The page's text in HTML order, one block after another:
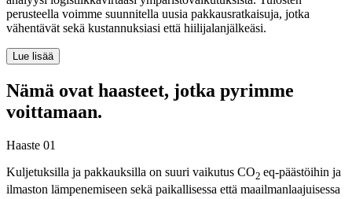
perusteella voimme suunnitella uusia pakkausratkaisuja, jotka
vähentävät sekä kustannuksiasi että hiilijalanjälkeäsi.
Lue lisää
Nämä ovat haasteet, jotka pyrimme
voittamaan.
Haaste 01
Kuljetuksilla ja pakkauksilla on suuri vaikutus CO2 eq-päästöihin ja
ilmaston lämpenemiseen sekä paikallisessa että maailmanlaajuisessa